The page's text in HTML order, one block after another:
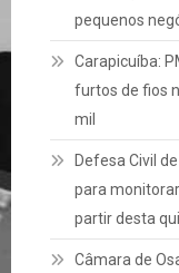
pequenos
Carapicuíba:
furtos de fios
mil
Defesa Civil
para
partir desta
Câmara de